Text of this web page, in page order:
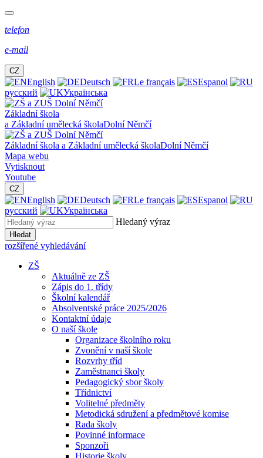
telefon
e-mail
CZ
English Deutsch Le français
Espanol
русский
Українська
Základní škola
a Základní umělecká školaDolní Němčí
Základní škola a Základní umělecká školaDolní Němčí
Mapa webu
Vytisknout
Youtube
CZ
English Deutsch Le français
Espanol
русский
Українська
Hledaný výraz
Hledat
rozšířené vyhledávání
ZŠ
Aktuálně ze ZŠ
Zápis do 1. třídy
Školní kalendář
Absolventské práce 2025/2026
Kontaktní údaje
O naší škole
Organizace školního roku
Zvonění v naší škole
Rozvrhy tříd
Zaměstnanci školy
Pedagogický sbor školy
Třídnictví
Volitelné předměty
Metodická sdružení a předmětové komise
Rada školy
Povinné informace
Sponzoři
Historie školy